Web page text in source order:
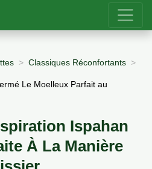
Classiques Réconfortants
Le Moelleux Parfait au
Ispahan
À La Manière